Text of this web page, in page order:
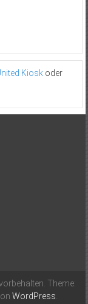
Kioskoder
Theme:
WordPress.